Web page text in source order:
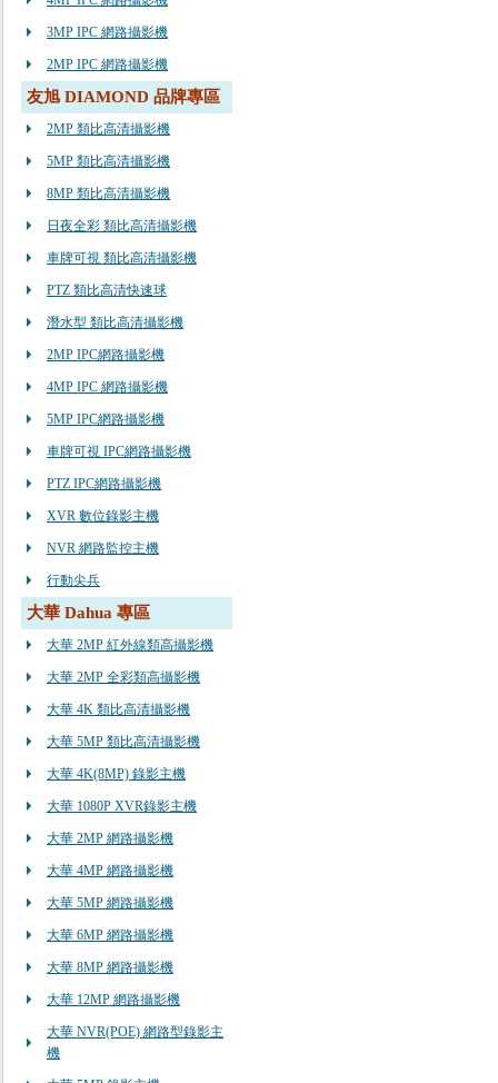
3MP IPC 網路攝影機
2MP IPC 網路攝影機
友旭 DIAMOND 品牌專區
2MP 類比高清攝影機
5MP 類比高清攝影機
8MP 類比高清攝影機
日夜全彩 類比高清攝影機
車牌可視 類比高清攝影機
PTZ 類比高清快速球
潛水型 類比高清攝影機
2MP IPC網路攝影機
4MP IPC 網路攝影機
5MP IPC網路攝影機
車牌可視 IPC網路攝影機
PTZ IPC網路攝影機
XVR 數位錄影主機
NVR 網路監控主機
行動尖兵
大華 Dahua 專區
大華 2MP 紅外線類高攝影機
大華 2MP 全彩類高攝影機
大華 4K 類比高清攝影機
大華 5MP 類比高清攝影機
大華 4K(8MP) 錄影主機
大華 1080P XVR錄影主機
大華 2MP 網路攝影機
大華 4MP 網路攝影機
大華 5MP 網路攝影機
大華 6MP 網路攝影機
大華 8MP 網路攝影機
大華 12MP 網路攝影機
大華 NVR(POE) 網路型錄影主
機